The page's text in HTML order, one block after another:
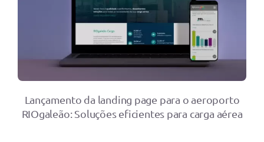
Lançamento da landing page para o aeroporto
RIOgaleão: Soluções eficientes para carga aérea